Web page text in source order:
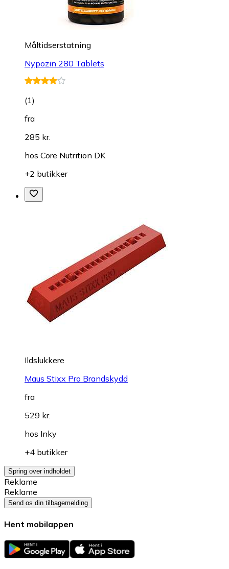
Måltidserstatning
Nypozin 280 Tablets
(1)
fra
285 kr.
hos Core Nutrition DK
+2 butikker
Ildslukkere
Maus Stixx Pro Brandskydd
fra
529 kr.
hos Inky
+4 butikker
Spring over indholdet
Reklame
Reklame
Send os din tilbagemelding
Hent mobilappen